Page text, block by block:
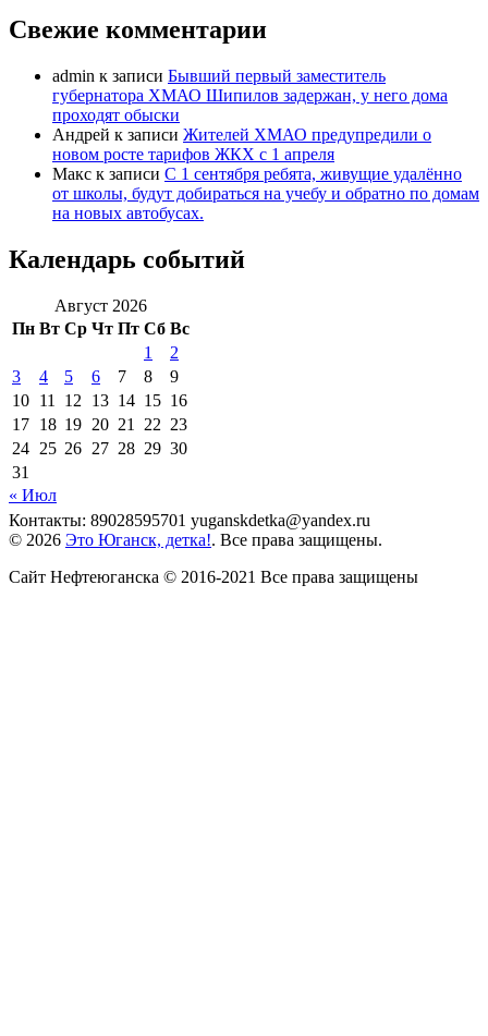
Свежие комментарии
admin к записи Бывший первый заместитель
губернатора ХМАО Шипилов задержан, у него дома
проходят обыски
Андрей к записи Жителей ХМАО предупредили о
новом росте тарифов ЖКХ с 1 апреля
Макс к записи С 1 сентября ребята, живущие удалённо
от школы, будут добираться на учебу и обратно по домам
на новых автобусах.
Календарь событий
Август 2026
Пн Вт Ср Чт Пт Сб Вс
1
2
3
4 5 6 7 8
9
10 11 12 13 14 15 16
17 18 19 20 21 22 23
24 25 26 27 28 29 30
31
« Июл
Контакты: 89028595701 yuganskdetka@yandex.ru
© 2026 Это Юганск, детка!. Все права защищены.
Сайт Нефтеюганска © 2016-2021 Все права защищены